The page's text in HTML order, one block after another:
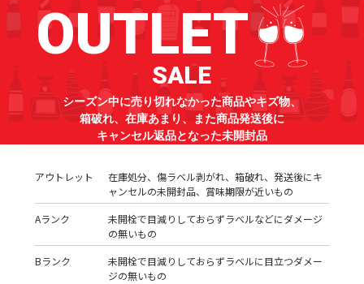
OUTLET
SALE
シーズン中に売り切れなかった商品やキズ物、
箱破れ、在庫あまり、また商品発送後に
キャンセル返品となった未開封品
アウトレット
在庫処分、傷ラベル剥がれ、箱破れ、発送後にキ
ャンセルの未開封品、賞味期限が近いもの
Aランク
未開栓で目減りしておらずラベルなどにダメージ
の無いもの
Bランク
未開栓で目減りしておらずラベルに目立つダメー
ジの無いもの